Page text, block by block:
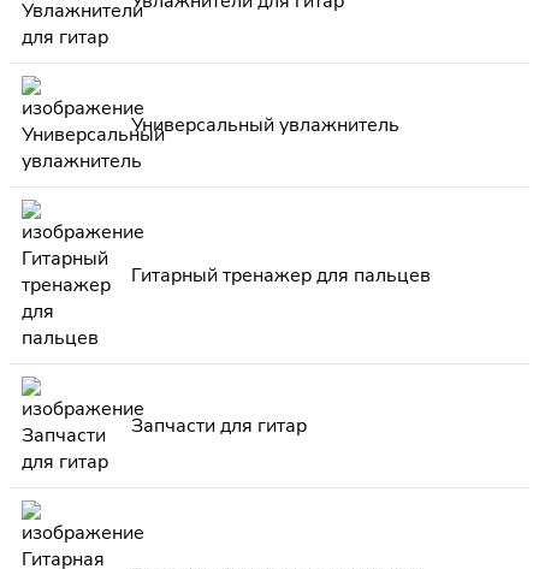
Универсальный увлажнитель
Гитарный тренажер для пальцев
Запчасти для гитар